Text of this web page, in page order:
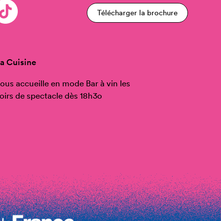
Télécharger la brochure
Cuisine
accueille en mode Bar à vin les
de spectacle dès 18h3o